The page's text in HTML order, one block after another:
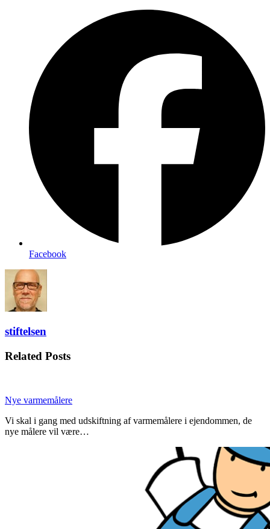
Facebook
stiftelsen
Related Posts
Nye varmemålere
Vi skal i gang med udskiftning af varmemålere i ejendommen, de
nye målere vil være…